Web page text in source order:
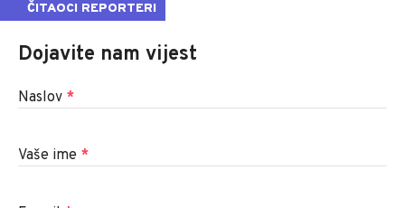
ČITAOCI REPORTERI
Dojavite nam vijest
Naslov *
Vaše ime *